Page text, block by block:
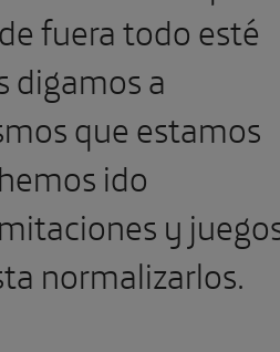
fuera todo esté
digamos a
que estamos
ido
y
normalizarlos.